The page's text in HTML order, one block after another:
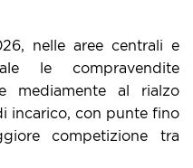
nelle aree centrali e
le compravendite
mediamente al rialzo
incarico, con punte fino
competizione tra